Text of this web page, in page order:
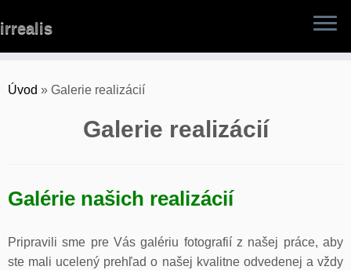
to
irrealis
Úvod » Galerie realizácií
Galerie realizácií
Galérie našich realizácií
Pripravili sme pre Vás galériu fotografií z našej práce, aby
ste mali ucelený prehľad o našej kvalitne odvedenej a vždy